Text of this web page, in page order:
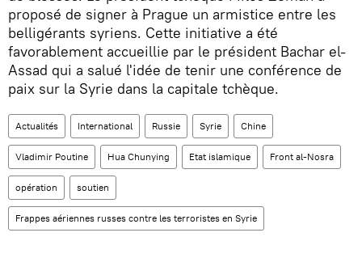
proposé de signer à Prague un armistice entre les
belligérants syriens. Cette initiative a été
favorablement accueillie par le président Bachar el-
Assad qui a salué l'idée de tenir une conférence de
paix sur la Syrie dans la capitale tchèque.
Actualités International Russie Syrie Chine
Vladimir Poutine Hua Chunying Etat islamique Front al-Nosra
opération soutien
Frappes aériennes russes contre les terroristes en Syrie